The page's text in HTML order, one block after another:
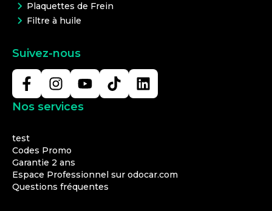
Plaquettes de Frein
Filtre à huile
Suivez-nous
Nos services
test
Codes Promo
Garantie 2 ans
Espace Professionnel sur odocar.com
Questions fréquentes